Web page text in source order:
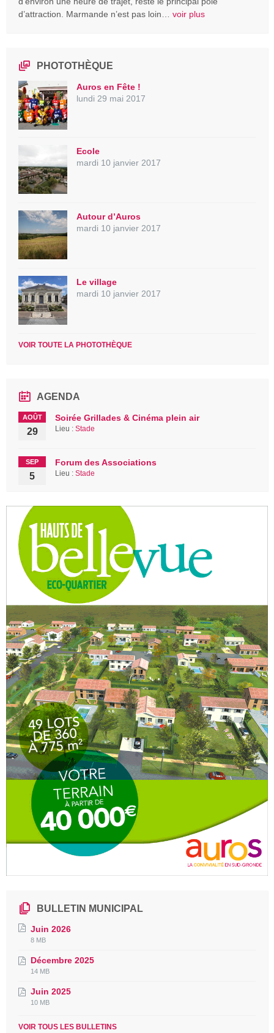
d’attraction. Marmande n’est pas loin… voir plus
PHOTOTHÈQUE
Auros en Fête !
lundi 29 mai 2017
Ecole
mardi 10 janvier 2017
Autour d’Auros
mardi 10 janvier 2017
Le village
mardi 10 janvier 2017
VOIR TOUTE LA PHOTOTHÈQUE
AGENDA
AOÛT
29
Soirée Grillades & Cinéma plein air
Lieu : Stade
SEP
5
Forum des Associations
Lieu : Stade
BULLETIN MUNICIPAL
Juin 2026
File
pdf
File
8 MB
Décembre 2025
File
pdf
File
14 MB
Juin 2025
File
pdf
File
10 MB
VOIR TOUS LES BULLETINS